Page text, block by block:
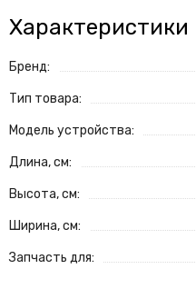
Характеристики
Бренд:
Тип товара:
Модель устройства:
Длина, см:
Высота, см:
Ширина, см:
Запчасть для: